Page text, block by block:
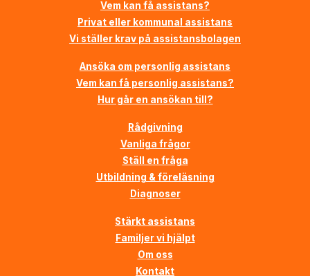
Vem kan få assistans?
Privat eller kommunal assistans
Vi ställer krav på assistansbolagen
Ansöka om personlig assistans
Vem kan få personlig assistans?
Hur går en ansökan till?
Rådgivning
Vanliga frågor
Ställ en fråga
Utbildning & föreläsning
Diagnoser
Stärkt assistans
Familjer vi hjälpt
Om oss
Kontakt